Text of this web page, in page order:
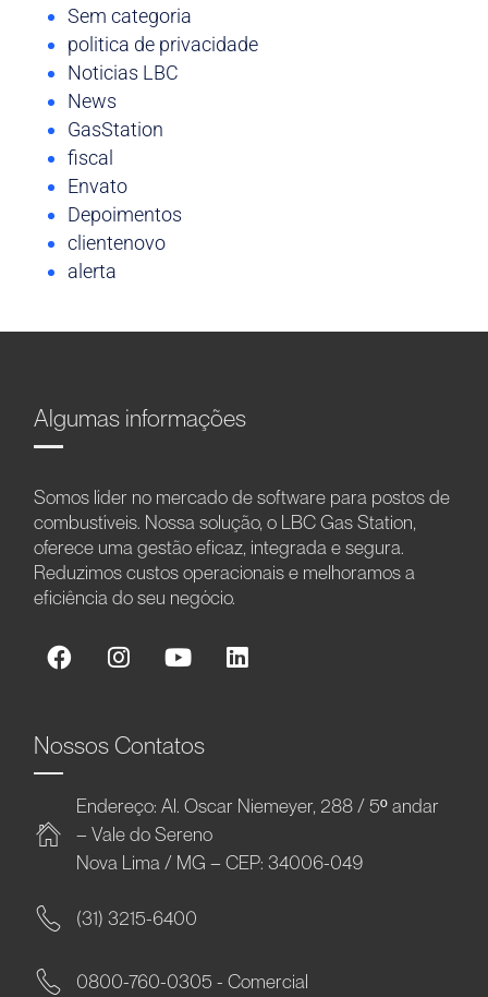
Sem categoria
politica de privacidade
Noticias LBC
News
GasStation
fiscal
Envato
Depoimentos
clientenovo
alerta
Algumas informações
Somos líder no mercado de software para postos de
combustíveis. Nossa solução, o LBC Gas Station,
oferece uma gestão eficaz, integrada e segura.
Reduzimos custos operacionais e melhoramos a
eficiência do seu negócio.
Nossos Contatos
Endereço: Al. Oscar Niemeyer, 288 / 5º andar
– Vale do Sereno
Nova Lima / MG – CEP: 34006-049
(31) 3215-6400
0800-760-0305 - Comercial